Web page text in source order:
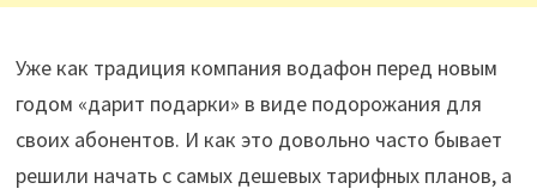
Уже как традиция компания водафон перед новым
годом «дарит подарки» в виде подорожания для
своих абонентов. И как это довольно часто бывает
решили начать с самых дешевых тарифных планов, а